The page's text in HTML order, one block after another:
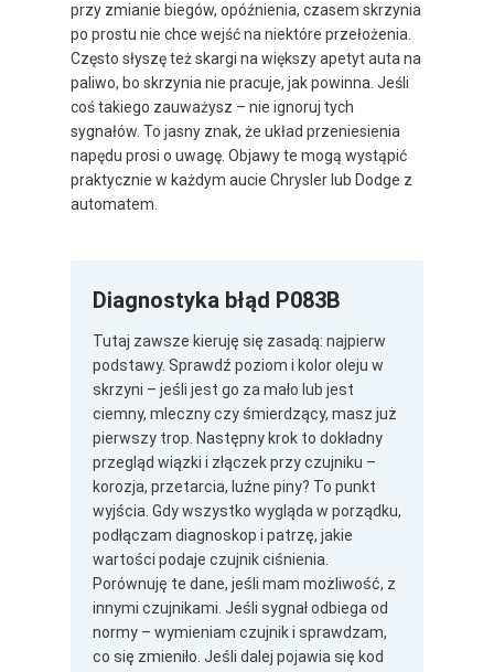
przy zmianie biegów, opóźnienia, czasem skrzynia
po prostu nie chce wejść na niektóre przełożenia.
Często słyszę też skargi na większy apetyt auta na
paliwo, bo skrzynia nie pracuje, jak powinna. Jeśli
coś takiego zauważysz – nie ignoruj tych
sygnałów. To jasny znak, że układ przeniesienia
napędu prosi o uwagę. Objawy te mogą wystąpić
praktycznie w każdym aucie Chrysler lub Dodge z
automatem.
Diagnostyka błąd P083B
Tutaj zawsze kieruję się zasadą: najpierw
podstawy. Sprawdź poziom i kolor oleju w
skrzyni – jeśli jest go za mało lub jest
ciemny, mleczny czy śmierdzący, masz już
pierwszy trop. Następny krok to dokładny
przegląd wiązki i złączek przy czujniku –
korozja, przetarcia, luźne piny? To punkt
wyjścia. Gdy wszystko wygląda w porządku,
podłączam diagnoskop i patrzę, jakie
wartości podaje czujnik ciśnienia.
Porównuję te dane, jeśli mam możliwość, z
innymi czujnikami. Jeśli sygnał odbiega od
normy – wymieniam czujnik i sprawdzam,
co się zmieniło. Jeśli dalej pojawia się kod